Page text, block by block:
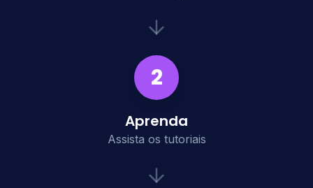
2
Aprenda
Assista os tutoriais